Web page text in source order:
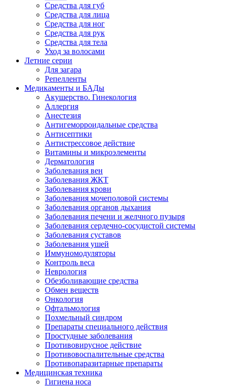
Средства для губ
Средства для лица
Средства для ног
Средства для рук
Средства для тела
Уход за волосами
Летние серии
Для загара
Репелленты
Медикаменты и БАДы
Акушерство. Гинекология
Аллергия
Анестезия
Антигеморроидальные средства
Антисептики
Антистрессовое действие
Витамины и микроэлементы
Дерматология
Заболевания вен
Заболевания ЖКТ
Заболевания крови
Заболевания мочеполовой системы
Заболевания органов дыхания
Заболевания печени и желчного пузыря
Заболевания сердечно-сосудистой системы
Заболевания суставов
Заболевания ушей
Иммуномодуляторы
Контроль веса
Неврология
Обезболивающие средства
Обмен веществ
Онкология
Офтальмология
Похмельный синдром
Препараты специального действия
Простудные заболевания
Противовирусное действие
Противовоспалительные средства
Противопаразитарные препараты
Медицинская техника
Гигиена носа